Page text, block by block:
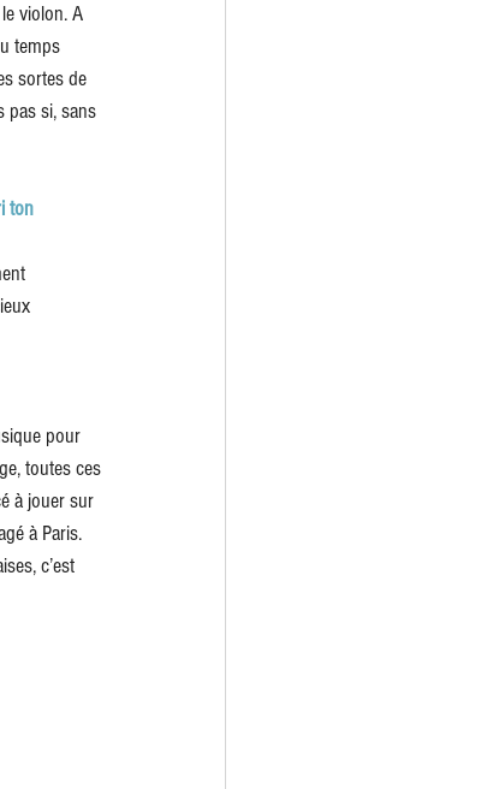
violon. A
temps
sortes de
pas si, sans
ton
pour
toutes ces
à jouer sur
à Paris.
c’est